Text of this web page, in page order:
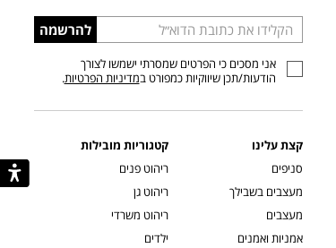
הכניסו
כתובת
דוא”ל
להרשמה
אני מסכים כי הפרטים שמסרתי ישמשו לצורך
הודעות/תכן שיווקיות כמפורט במדיניות הפרטיות.
קצת עלינו
סניפים
מעצבים בשבילך
מעצבים
אמניות ואמנים
קטגוריות מובילות
ריהוט פנים
ריהוט גן
ריהוט משרדי
ילדים